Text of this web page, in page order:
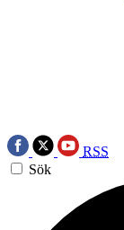
RSS
Sök